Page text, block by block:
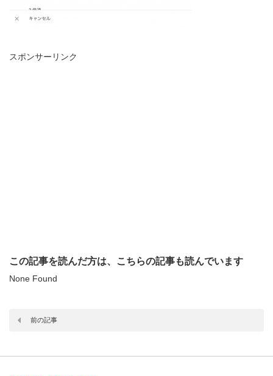
スポンサーリンク
この記事を読んだ方は、こちらの記事も読んでいます
None Found
前の記事